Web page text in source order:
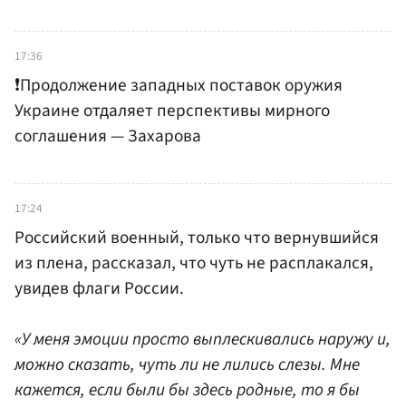
17:36
❗️Продолжение западных поставок оружия
Украине отдаляет перспективы мирного
соглашения — Захарова
17:24
Российский военный, только что вернувшийся
из плена, рассказал, что чуть не расплакался,
увидев флаги России.
«У меня эмоции просто выплескивались наружу и,
можно сказать, чуть ли не лились слезы. Мне
кажется, если были бы здесь родные, то я бы